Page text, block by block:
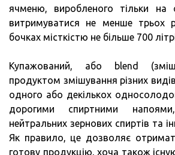
ячменю, виробленого тільки на
витримуватися не менше трьох
бочках місткістю не більше 700
Купажований, або blend
продуктом змішування різних видів
одного або декількох
дорогими спиртними
нейтральних зернових спиртів та
Як правило, це дозволяє
готову продукцію, хоча також